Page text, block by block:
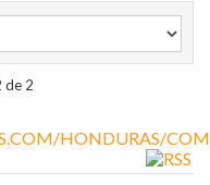
de 2